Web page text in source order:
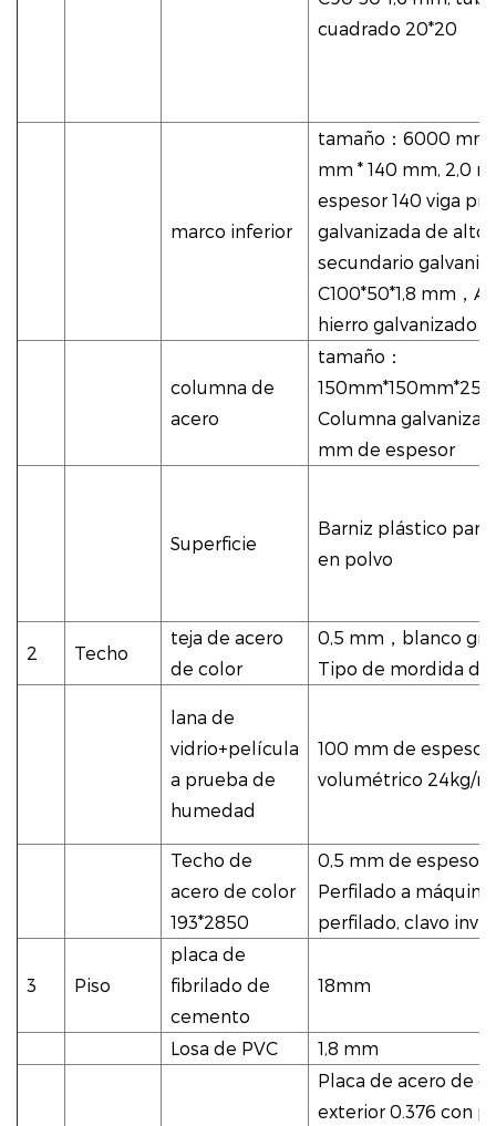
cuadrado 20*20
marco inferior
tamaño ： 6000 mm
mm * 140 mm, 2,0
espesor 140 viga
galvanizada de alto
secundario
C100*50*1,8 mm ，
hierro galvanizado
columna de
acero
tamaño ：
Columna
mm de espesor
Superficie
Barniz plástico para
en polvo
2 Techo
teja de acero
de color
0,5 mm ， blanco
Tipo de mordida
lana de
vidrio+película
a prueba de
humedad
100 mm de espesor
volumétrico 24kg/
Techo de
acero de color
193*2850
0,5 mm de espesor
Perfilado a máquina,
perfilado, clavo
3 Piso
placa de
fibrilado de
cemento
18mm
Losa de PVC 1,8 mm
Placa de acero de
exterior 0.376 con